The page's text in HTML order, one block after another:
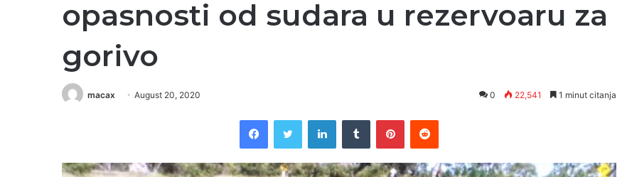
opasnosti od sudara u rezervoaru za
gorivo
macax August 20, 2020 0 22,541 1 minut citanja
FacebookTwitter LinkedInTumblr PinterestReddit